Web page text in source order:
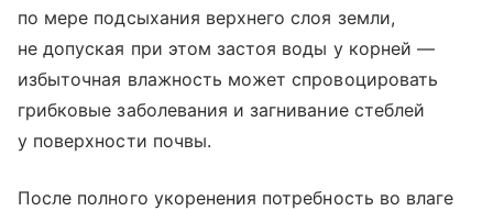
по мере подсыхания верхнего слоя земли,
не допуская при этом застоя воды у корней —
избыточная влажность может спровоцировать
грибковые заболевания и загнивание стеблей
у поверхности почвы.
После полного укоренения потребность во влаге